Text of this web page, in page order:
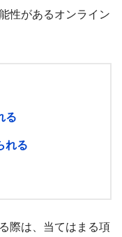
性があるオンライン
る
れる
際は、当てはまる項